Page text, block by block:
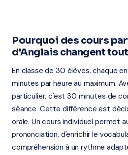
Pourquoi des cours
d'Anglais changent
En classe de 30 élèves, chaque
minutes par heure au maximum.
particulier, c'est 30 minutes de
séance. Cette différence est
orale. Un cours individuel permet
prononciation, d'enrichir le
compréhension à un rythme